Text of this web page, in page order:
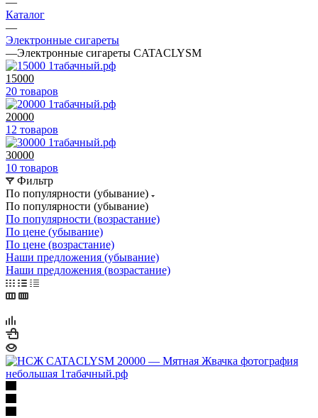
Каталог
—
Электронные сигареты
—Электронные сигареты CATACLYSM
15000
20 товаров
20000
12 товаров
30000
10 товаров
Фильтр
По популярности (убывание)
По популярности (убывание)
По популярности (возрастание)
По цене (убывание)
По цене (возрастание)
Наши предложения (убывание)
Наши предложения (возрастание)